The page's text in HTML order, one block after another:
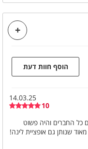
לאירועים
מתאים למסיבות
מסיבת רווקות
הוסף חוות דעת
14.03.25
10
כל החברים והיה פשוט